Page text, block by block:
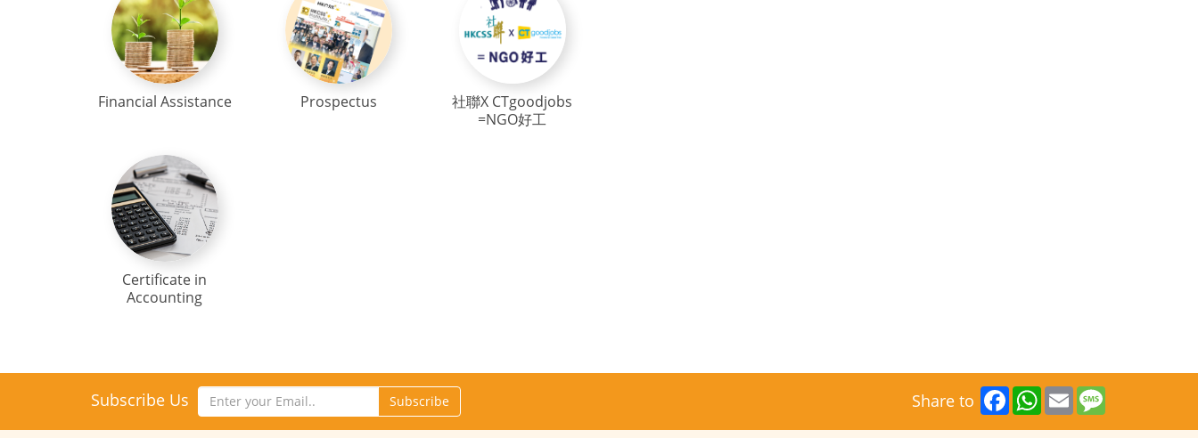
Financial Assistance Prospectus
社聯X CTgoodjobs
=NGO好工
Certificate in
Accounting
Subscribe Us Subscribe Share to Facebook
WhatsApp
Email